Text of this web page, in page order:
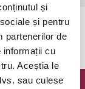
și
și pentru
partenerilor de
informații cu
Aceștia le
sau culese